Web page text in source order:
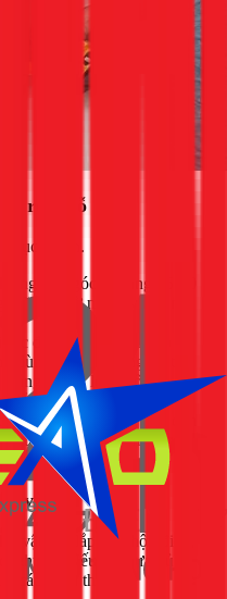
rộng lỗ
đục chính.
một góc khoảng 45-60
mũi đục từ ngoài vào tâm
đều và vừa phải vào
dùng hết sức trong một
mảng tường lớn không
hiểm.
Bắt đầu từ tâm, đục dần
tục loại bỏ các mảnh vỡ
làm việc.
và dọn dẹp
vật cần lắp đặt (hộp điện,
thước. Nếu lỗ chưa đủ
cách cẩn thận.